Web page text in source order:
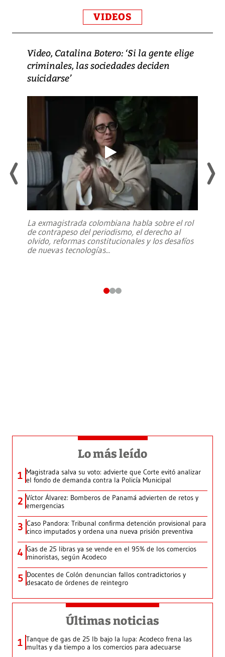
VIDEOS
Video, Catalina Botero: ‘Si la gente elige
criminales, las sociedades deciden
suicidarse’
La exmagistrada colombiana habla sobre el rol
de contrapeso del periodismo, el derecho al
olvido, reformas constitucionales y los desafíos
de nuevas tecnologías...
Lo más leído
1 Magistrada salva su voto: advierte que Corte evitó analizar
el fondo de demanda contra la Policía Municipal
2 Víctor Álvarez: Bomberos de Panamá advierten de retos y
emergencias
3 Caso Pandora: Tribunal confirma detención provisional para
cinco imputados y ordena una nueva prisión preventiva
4 Gas de 25 libras ya se vende en el 95% de los comercios
minoristas, según Acodeco
5 Docentes de Colón denuncian fallos contradictorios y
desacato de órdenes de reintegro
Últimas noticias
1 Tanque de gas de 25 lb bajo la lupa: Acodeco frena las
multas y da tiempo a los comercios para adecuarse